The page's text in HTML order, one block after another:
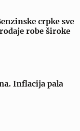
crpke sve
robe široke
Inflacija pala